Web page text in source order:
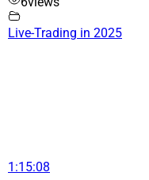
Live-Trading in 2025
1:15:08